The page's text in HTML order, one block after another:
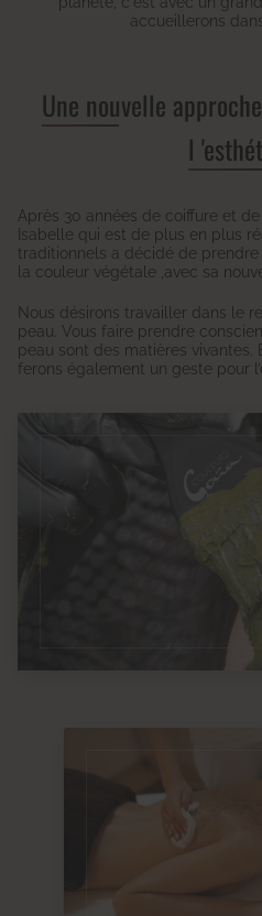
accueillerons
Une nouvelle
l
Après 30 années de coiffure et
Isabelle qui est de plus en plus
traditionnels a décidé de
la couleur végétale ,avec sa
Nous désirons travailler dans le
peau. Vous faire prendre
peau sont des matières vivantes.
ferons également un geste pour